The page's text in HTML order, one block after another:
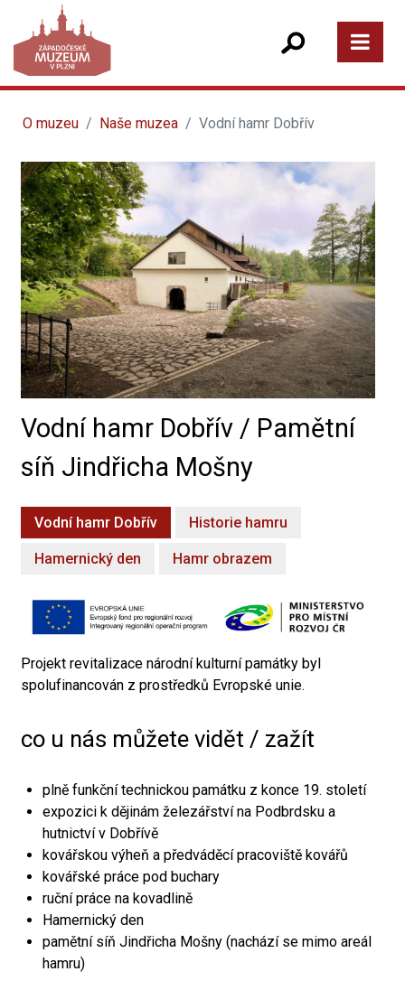
O muzeu Naše muzea Vodní hamr Dobřív
Vodní hamr Dobřív / Pamětní
síň Jindřicha Mošny
Vodní hamr Dobřív Historie hamru
Hamernický den Hamr obrazem
Projekt revitalizace národní kulturní památky byl
spolufinancován z prostředků Evropské unie.
co u nás můžete vidět / zažít
plně funkční technickou památku z konce 19. století
expozici k dějinám železářství na Podbrdsku a
hutnictví v Dobřívě
kovářskou výheň a předváděcí pracoviště kovářů
kovářské práce pod buchary
ruční práce na kovadlině
Hamernický den
pamětní síň Jindřicha Mošny (nachází se mimo areál
hamru)